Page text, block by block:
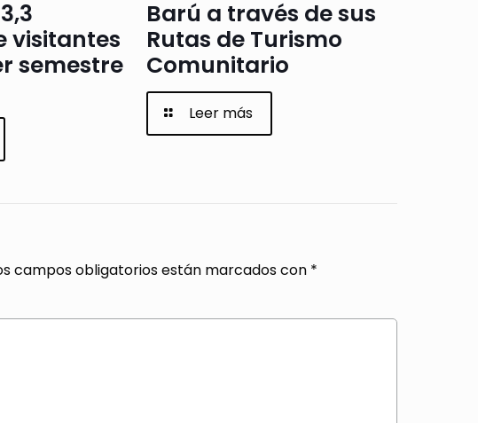
visitantes
semestre
Barú a través de sus
Rutas de Turismo
Comunitario
Leer más
campos obligatorios están marcados con *